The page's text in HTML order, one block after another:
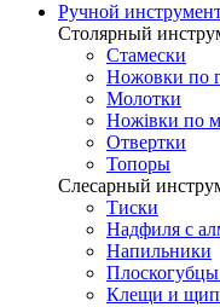
Ручной
Столярный
Стамески
Ножовки по
Молотки
Ножівки по
Отвертки
Топоры
Слесарный
Тиски
Надфиля с
Напильники
Клещи и